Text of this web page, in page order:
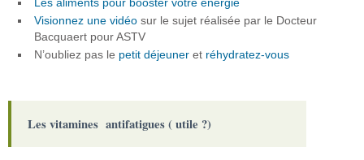
Les aliments pour booster votre énergie
Visionnez une vidéo sur le sujet réalisée par le Docteur
Bacquaert pour ASTV
N’oubliez pas le petit déjeuner et réhydratez-vous
Les vitamines antifatigues ( utile ?)